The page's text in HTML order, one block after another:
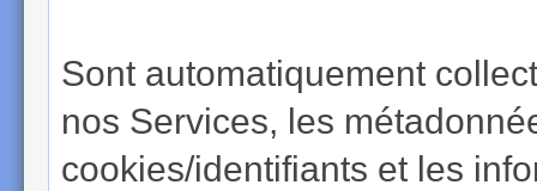
Sont automatiquement
nos Services, les
cookies/identifiants et les